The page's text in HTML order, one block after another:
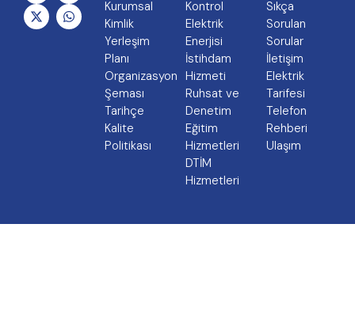
Kurumsal
Kimlik
Yerleşim
Planı
Organizasyon
Şeması
Tarihçe
Kalite
Politikası
Kontrol
Elektrik
Enerjisi
İstihdam
Hizmeti
Ruhsat ve
Denetim
Eğitim
Hizmetleri
DTİM
Hizmetleri
Sıkça
Sorulan
Sorular
İletişim
Elektrik
Tarifesi
Telefon
Rehberi
Ulaşım